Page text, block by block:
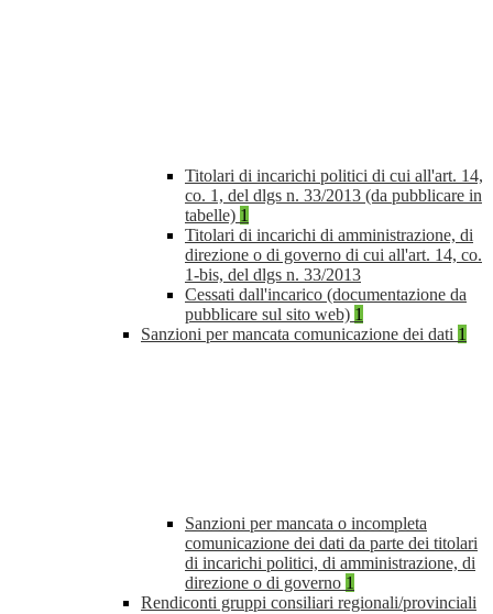
Titolari di incarichi politici di cui all'art. 14,
co. 1, del dlgs n. 33/2013 (da pubblicare in
tabelle) 1
Titolari di incarichi di amministrazione, di
direzione o di governo di cui all'art. 14, co.
1-bis, del dlgs n. 33/2013
Cessati dall'incarico (documentazione da
pubblicare sul sito web) 1
Sanzioni per mancata comunicazione dei dati 1
Sanzioni per mancata o incompleta
comunicazione dei dati da parte dei titolari
di incarichi politici, di amministrazione, di
direzione o di governo 1
Rendiconti gruppi consiliari regionali/provinciali